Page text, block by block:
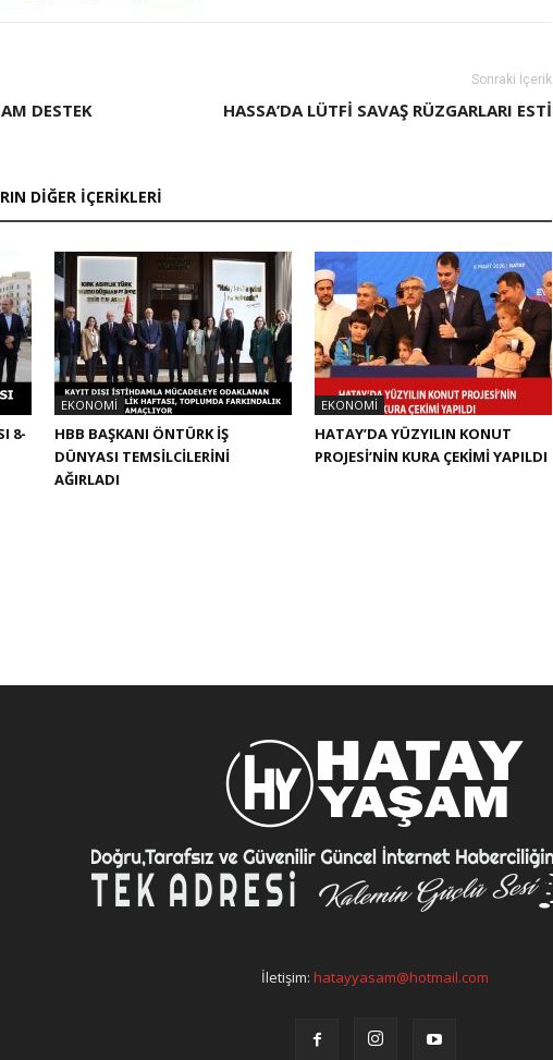
DESTEK
Sonraki İçerik
HASSA’DA LÜTFİ SAVAŞ RÜZGARLARI ESTİ
DIĞER İÇERIKLERI
8-
EKONOMI
HBB BAŞKANI ÖNTÜRK İŞ
DÜNYASI TEMSİLCİLERİNİ
AĞIRLADI
EKONOMI
HATAY’DA YÜZYILIN KONUT
PROJESİ’NİN KURA ÇEKİMİ YAPILDI
İletişim:hatayyasam@hotmail.com